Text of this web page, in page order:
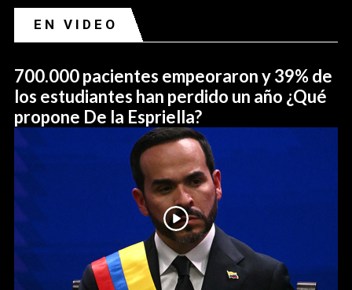
EN VIDEO
700.000 pacientes empeoraron y 39% de
los estudiantes han perdido un año ¿Qué
propone De la Espriella?